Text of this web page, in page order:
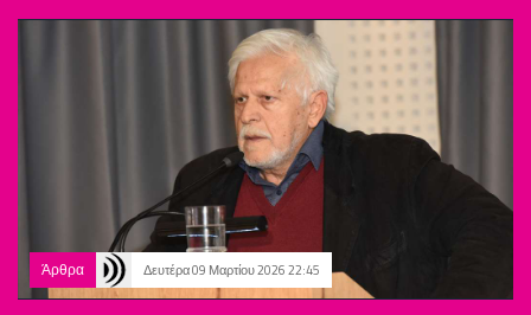
Άρθρα Δευτέρα 09 Μαρτίου 2026 22:45